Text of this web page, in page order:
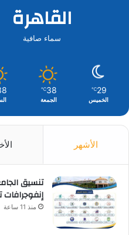
القاهرة
سماء صافية
29
℃
الخميس
38
℃
الجمعة
الأشهر
إنفوجرافات
منذ 11 ساعة